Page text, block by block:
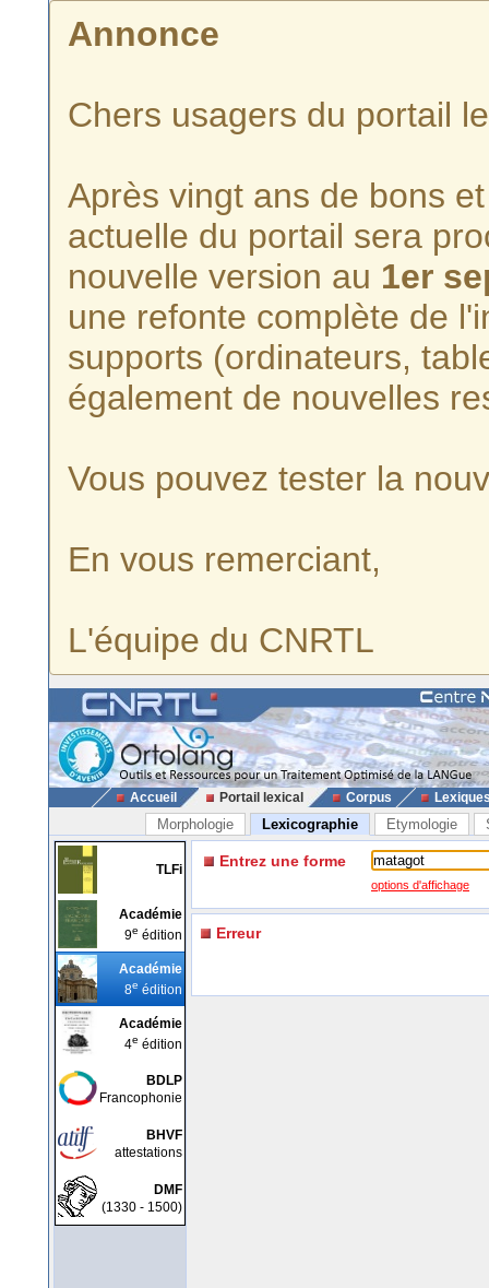
Annonce
Chers usagers du portail
Après vingt ans de bons
actuelle du portail sera
nouvelle version au 1er
une refonte complète de
supports (ordinateurs,
également de nouvelles
Vous pouvez tester la
En vous remerciant,
L'équipe du CNRTL
Accueil Portail lexical Corpus
Morphologie Lexicographie Etymologie
TLFi
Académie
9e édition
Académie
8e édition
Académie
4e édition
BDLP
Francophonie
BHVF
attestations
DMF
(1330 - 1500)
Entrez une forme
options d'affichage
Erreur